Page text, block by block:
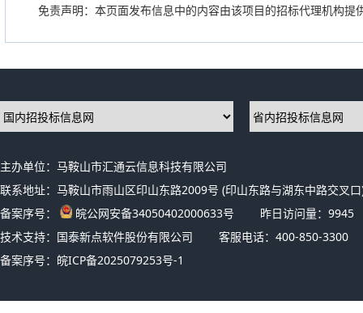
免责声明：本页面发布信息中的内容由该项目的招标代理机构
主办单位：马鞍山市汇通云信息科技有限公司
联系地址：马鞍山市雨山区印山东路2009号 (印山东路与湖东中路交叉
备案序号：
皖公网安备34050402000633号 昨日访问量： 9945
技术支持：国泰新点软件股份有限公司
客服电话：400-850-3300
备案序号： 皖ICP备2025079253号-1